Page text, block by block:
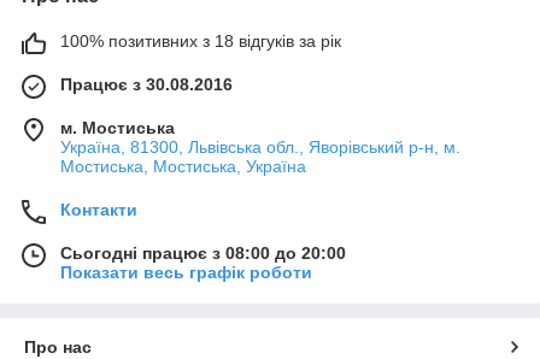
100% позитивних з 18 відгуків за рік
Працює з 30.08.2016
м. Мостиська
Україна, 81300, Львівська обл., Яворівський р-н, м.
Мостиська, Мостиська, Україна
Контакти
Сьогодні працює з 08:00 до 20:00
Показати весь графік роботи
Про нас